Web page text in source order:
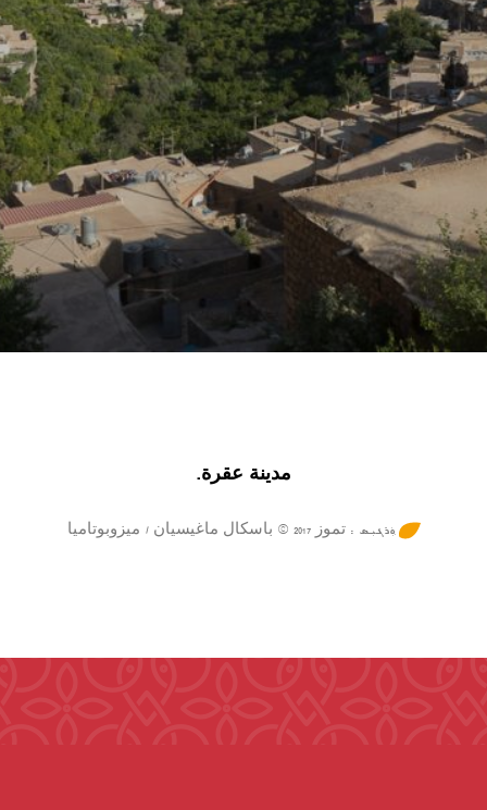
مدينة عقرة.
ܼܘܲܪܓܝܼܣ : تموز 2017 © باسكال ماغيسيان / ميزوبوتاميا